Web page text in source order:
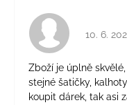
10. 6.
Zboží je úplně
stejné šatičky,
koupit dárek, tak asi